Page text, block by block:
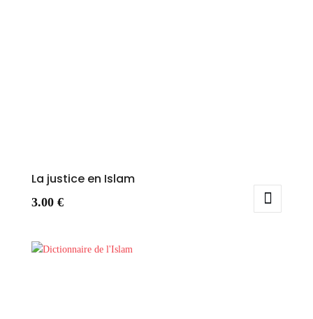
La justice en Islam
3.00 €